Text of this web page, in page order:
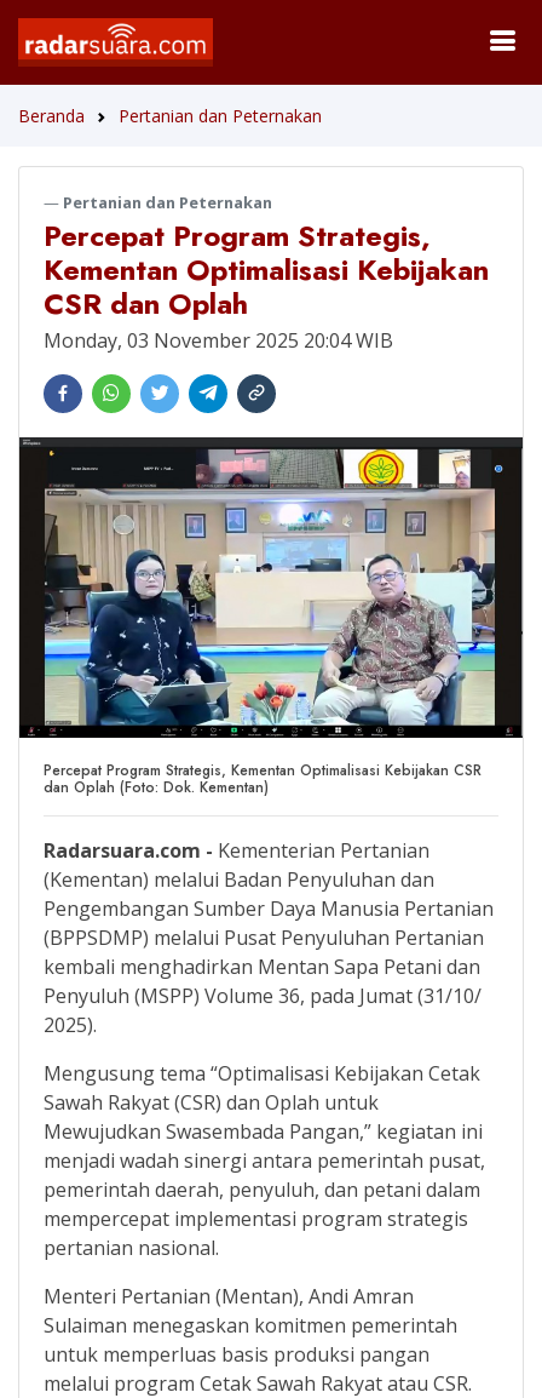
Beranda Pertanian dan Peternakan
Pertanian dan Peternakan
Percepat Program Strategis,
Kementan Optimalisasi Kebijakan
CSR dan Oplah
Monday, 03 November 2025 20:04 WIB
Percepat Program Strategis, Kementan Optimalisasi Kebijakan CSR
dan Oplah (Foto: Dok. Kementan)
Radarsuara.com - Kementerian Pertanian
(Kementan) melalui Badan Penyuluhan dan
Pengembangan Sumber Daya Manusia Pertanian
(BPPSDMP) melalui Pusat Penyuluhan Pertanian
kembali menghadirkan Mentan Sapa Petani dan
Penyuluh (MSPP) Volume 36, pada Jumat (31/10/
2025).
Mengusung tema “Optimalisasi Kebijakan Cetak
Sawah Rakyat (CSR) dan Oplah untuk
Mewujudkan Swasembada Pangan,” kegiatan ini
menjadi wadah sinergi antara pemerintah pusat,
pemerintah daerah, penyuluh, dan petani dalam
mempercepat implementasi program strategis
pertanian nasional.
Menteri Pertanian (Mentan), Andi Amran
Sulaiman menegaskan komitmen pemerintah
untuk memperluas basis produksi pangan
melalui program Cetak Sawah Rakyat atau CSR.